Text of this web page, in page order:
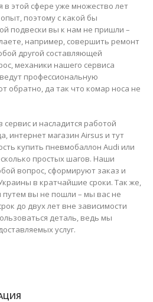
в этой сфере уже множество лет
поэтому с какой бы
подвески вы к нам не пришли –
например, совершить ремонт
другой составляющей
механики нашего сервиса
профессиональную
обратно, да так что комар носа не
и насладится работой
интернет магазин Airsus и тут
купить пневмобаллон Audi или
простых шагов. Наши
вопрос, сформируют заказ и
в кратчайшие сроки. Так же,
путем вы не пошли – мы вас не
до двух лет вне зависимости
деталь, ведь мы
услуг.